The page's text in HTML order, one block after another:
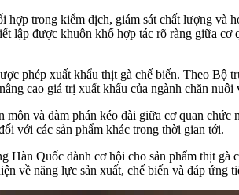
trong kiểm dịch, giám sát chất lượng và
lập được khuôn khổ hợp tác rõ ràng giữa
phép xuất khẩu thịt gà chế biến. Theo Bộ
cao giá trị xuất khẩu của ngành chăn
và đàm phán kéo dài giữa cơ quan chức
với các sản phẩm khác trong thời gian tới.
Quốc dành cơ hội cho sản phẩm thịt gà
về năng lực sản xuất, chế biến và đáp ứng